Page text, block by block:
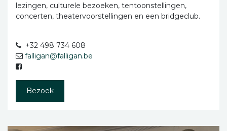
lezingen, culturele bezoeken, tentoonstellingen,
concerten, theatervoorstellingen en een bridgeclub.
+32 498 734 608
falligan@falligan.be
Bezoek